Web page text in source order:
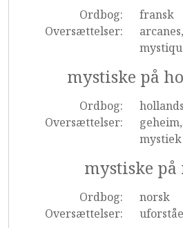
Ordbog:
fransk
Oversættelser:
mystiske på
Ordbog:
Oversættelser:
mystiek
mystiske på
Ordbog:
norsk
Oversættelser: